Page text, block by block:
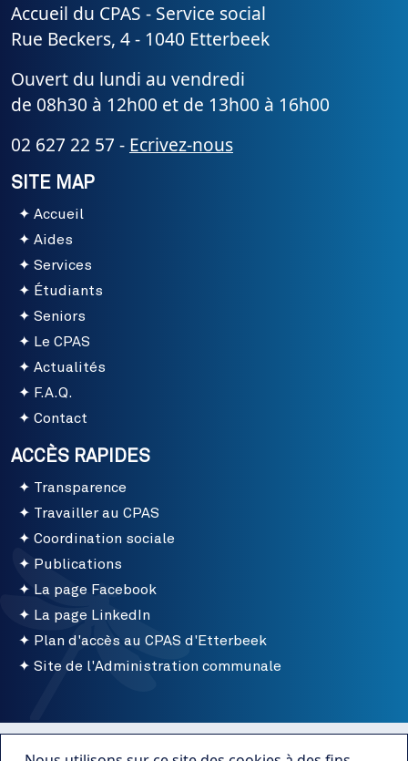
Accueil du CPAS - Service social
Rue Beckers, 4 - 1040 Etterbeek
Ouvert du lundi au vendredi
de 08h30 à 12h00 et de 13h00 à 16h00
02 627 22 57 - Ecrivez-nous
SITE MAP
Accueil
Aides
Services
Étudiants
Seniors
Le CPAS
Actualités
F.A.Q.
Contact
ACCÈS RAPIDES
Transparence
Travailler au CPAS
Coordination sociale
Publications
La page Facebook
La page LinkedIn
Plan d'accès au CPAS d'Etterbeek
Site de l'Administration communale
Menu bottom